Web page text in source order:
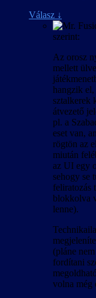
Válasz ↓
szerint:
Az orosz
mellett
hangzik el,
sztalkerek
átvezető
pl. a
eset van,
rögtön az
miután
az UI egy
sehogy se
feliratozás
blokkolva
lenne).
(pláne
fordítani
volna még